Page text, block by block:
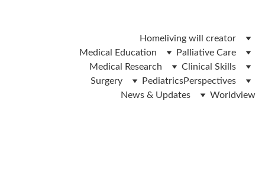
Home living will creator
Medical Education
Palliative Care
Medical Research
Clinical Skills
Surgery
PediatricsPerspectives
News & Updates
Worldview